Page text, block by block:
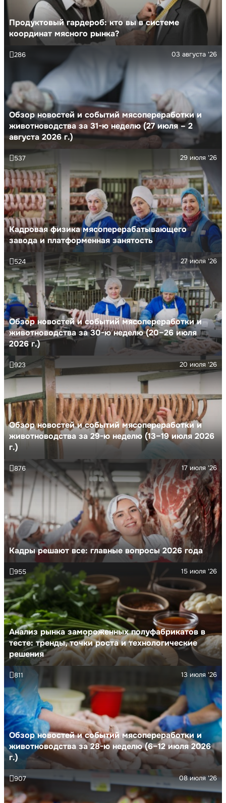
Продуктовый гардероб: кто вы в системе
координат мясного рынка?
Обзор новостей и событий мясопереработки и
животноводства за 31-ю неделю (27 июля – 2
августа 2026 г.)
03 августа '26
286
Кадровая физика мясоперерабатывающего
завода и платформенная занятость
29 июля '26
537
Обзор новостей и событий мясопереработки и
животноводства за 30-ю неделю (20–26 июля
2026 г.)
27 июля '26
524
Обзор новостей и событий мясопереработки и
животноводства за 29-ю неделю (13–19 июля 2026
г.)
20 июля '26
923
Кадры решают все: главные вопросы 2026 года
17 июля '26
876
Анализ рынка замороженных полуфабрикатов в
тесте: тренды, точки роста и технологические
решения
15 июля '26
955
Обзор новостей и событий мясопереработки и
животноводства за 28-ю неделю (6–12 июля 2026
г.)
13 июля '26
811
08 июля '26
907